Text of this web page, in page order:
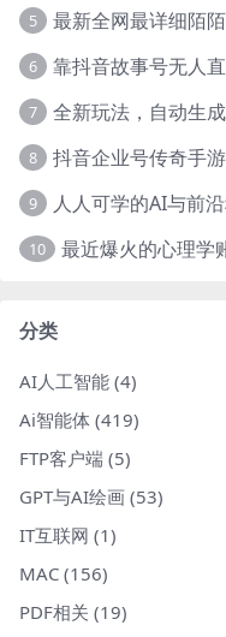
5
6 靠抖音故事号无人
7
8 抖音企业号传奇手
9
10
分类
AI人工智能 (4)
Ai智能体 (419)
FTP客户端 (5)
GPT与AI绘画 (53)
IT互联网 (1)
MAC (156)
PDF相关 (19)